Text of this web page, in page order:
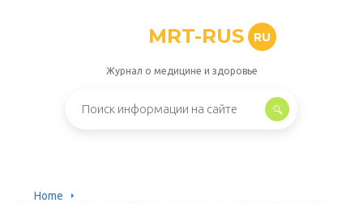
MRT-RUS RU
Журнал о медицине и здоровье
Home